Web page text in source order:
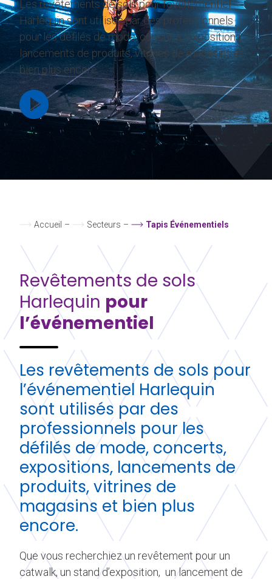
Les revêtements de sols pour l’événementiel
Harlequin sont utilisés par des professionnels
pour les défilés de mode, concerts, expositions,
lancements de produits, vitrines de magasins et
bien plus encore.
Accueil – Secteurs – Tapis Événementiels
Revêtements de sols
Harlequin pour
l’événementiel
Les revêtements de sols pour
l’événementiel Harlequin
sont utilisés par des
professionnels pour les
défilés de mode, concerts,
expositions, lancements de
produits, vitrines de
magasins et bien plus
encore.
Que vous recherchiez un revêtement pour un
catwalk, un stand d’exposition, un lancement de